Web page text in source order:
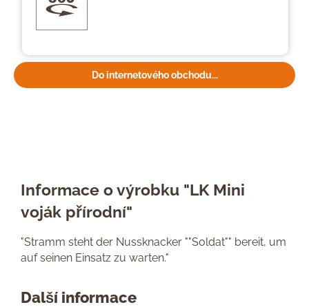
Do internetového obchodu...
Informace o výrobku "LK Mini
voják přírodní"
"Stramm steht der Nussknacker ""Soldat"" bereit, um
auf seinen Einsatz zu warten."
Další informace